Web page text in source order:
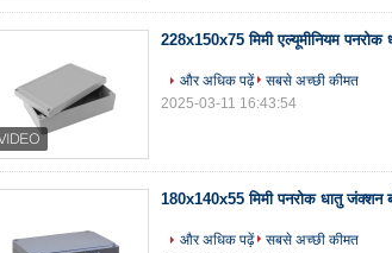
228x150x75 मिमी एल्यूमीनियम पनरोक
और अधिक पढ़ें
सबसे अच्छी कीमत
2025-03-11 16:43:54
180x140x55 मिमी पनरोक धातु जंक्शन
और अधिक पढ़ें
सबसे अच्छी कीमत